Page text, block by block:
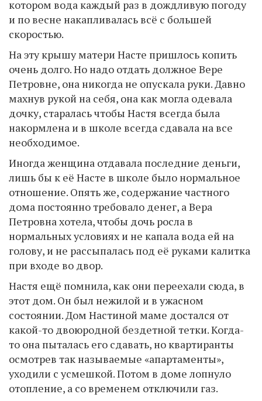
котором вода каждый раз в дождливую погоду
и по весне накапливалась всё с большей
скоростью.
На эту крышу матери Насте пришлось копить
очень долго. Но надо отдать должное Вере
Петровне, она никогда не опускала руки. Давно
махнув рукой на себя, она как могла одевала
дочку, старалась чтобы Настя всегда была
накормлена и в школе всегда сдавала на все
необходимое.
Иногда женщина отдавала последние деньги,
лишь бы к её Насте в школе было нормальное
отношение. Опять же, содержание частного
дома постоянно требовало денег, а Вера
Петровна хотела, чтобы дочь росла в
нормальных условиях и не капала вода ей на
голову, и не рассыпалась под её руками калитка
при входе во двор.
Настя ещё помнила, как они переехали сюда, в
этот дом. Он был нежилой и в ужасном
состоянии. Дом Настиной маме достался от
какой-то двоюродной бездетной тетки. Когда-
то она пыталась его сдавать, но квартиранты
осмотрев так называемые «апартаменты»,
уходили с усмешкой. Потом в доме лопнуло
отопление, а со временем отключили газ.